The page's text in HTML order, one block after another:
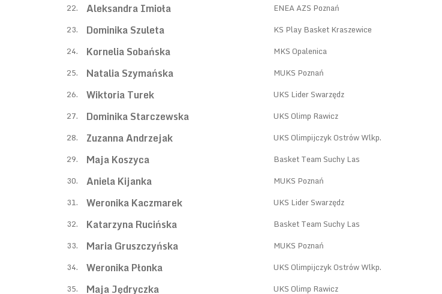
22.
Aleksandra Imioła ENEA AZS Poznań
23.
Dominika Szuleta KS Play Basket Kraszewice
24.
Kornelia Sobańska MKS Opalenica
25.
Natalia Szymańska MUKS Poznań
26.
Wiktoria Turek UKS Lider Swarzędz
27.
Dominika Starczewska UKS Olimp Rawicz
28.
Zuzanna Andrzejak UKS Olimpijczyk Ostrów Wlkp.
29.
Maja Koszyca Basket Team Suchy Las
30.
Aniela Kijanka MUKS Poznań
31.
Weronika Kaczmarek UKS Lider Swarzędz
32.
Katarzyna Rucińska Basket Team Suchy Las
33.
Maria Gruszczyńska MUKS Poznań
34.
Weronika Płonka UKS Olimpijczyk Ostrów Wlkp.
35.
Maja Jędryczka UKS Olimp Rawicz